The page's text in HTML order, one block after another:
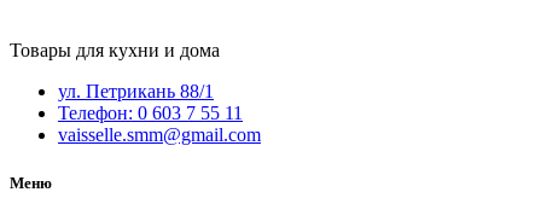
Товары для кухни и дома
ул. Петрикань 88/1
Телефон: 0 603 7 55 11
vaisselle.smm@gmail.com
Меню